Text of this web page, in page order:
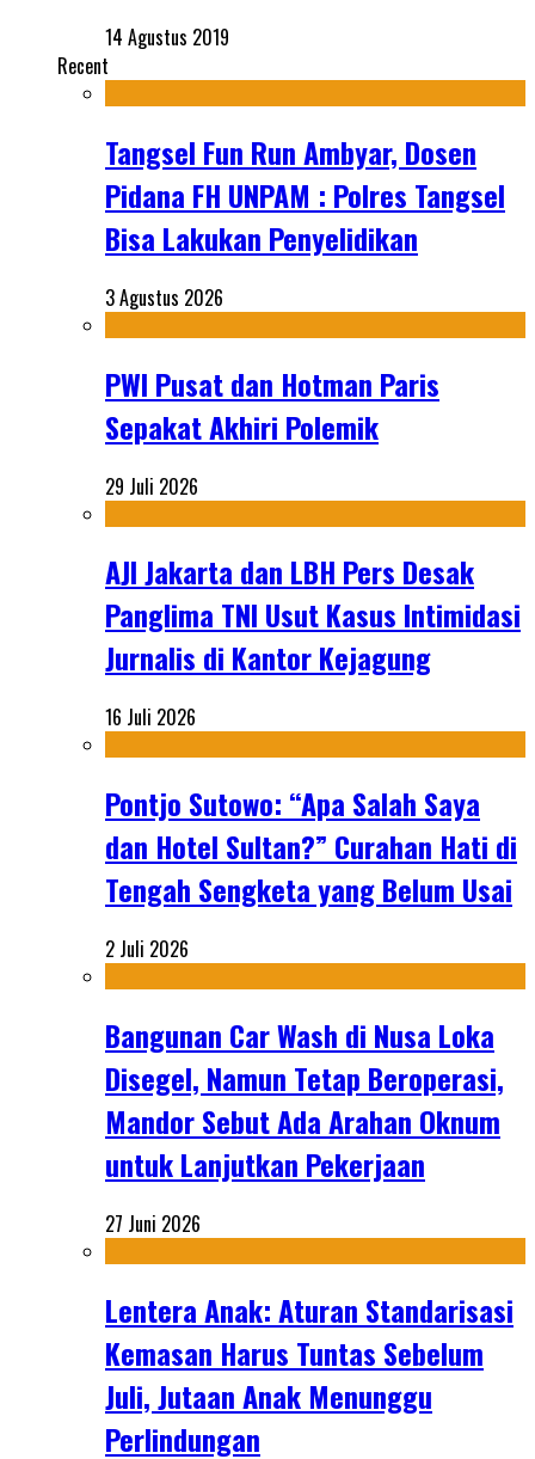
14 Agustus 2019
Recent
Tangsel Fun Run Ambyar, Dosen
Pidana FH UNPAM : Polres Tangsel
Bisa Lakukan Penyelidikan
3 Agustus 2026
PWI Pusat dan Hotman Paris
Sepakat Akhiri Polemik
29 Juli 2026
AJI Jakarta dan LBH Pers Desak
Panglima TNI Usut Kasus Intimidasi
Jurnalis di Kantor Kejagung
16 Juli 2026
Pontjo Sutowo: “Apa Salah Saya
dan Hotel Sultan?” Curahan Hati di
Tengah Sengketa yang Belum Usai
2 Juli 2026
Bangunan Car Wash di Nusa Loka
Disegel, Namun Tetap Beroperasi,
Mandor Sebut Ada Arahan Oknum
untuk Lanjutkan Pekerjaan
27 Juni 2026
Lentera Anak: Aturan Standarisasi
Kemasan Harus Tuntas Sebelum
Juli, Jutaan Anak Menunggu
Perlindungan